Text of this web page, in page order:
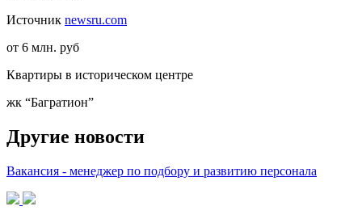
Источник newsru.com
от 6 млн. руб
Квартиры в историческом центре
жк “Багратион”
Другие новости
Вакансия - менеджер по подбору и развитию персонала